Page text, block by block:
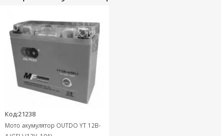
Код:21238
Мото акумулятор OUTDO YT 12B-